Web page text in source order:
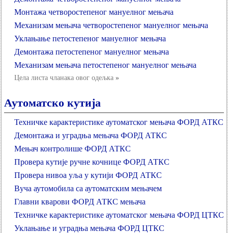
Монтажа четворостепеног мануелног мењача
Механизам мењача четворостепеног мануелног мењача
Уклањање петостепеног мануелног мењача
Демонтажа петостепеног мануелног мењача
Механизам мењача петостепеног мануелног мењача
Цела листа чланака овог одељка »
Аутоматско кутија
Техничке карактеристике аутоматског мењача ФОРД АТКС
Демонтажа и уградња мењача ФОРД АТКС
Мењач контролише ФОРД АТКС
Провера кутије ручне кочнице ФОРД АТКС
Провера нивоа уља у кутији ФОРД АТКС
Вуча аутомобила са аутоматским мењачем
Главни кварови ФОРД АТКС мењача
Техничке карактеристике аутоматског мењача ФОРД ЦТКС
Уклањање и уградња мењача ФОРД ЦТКС